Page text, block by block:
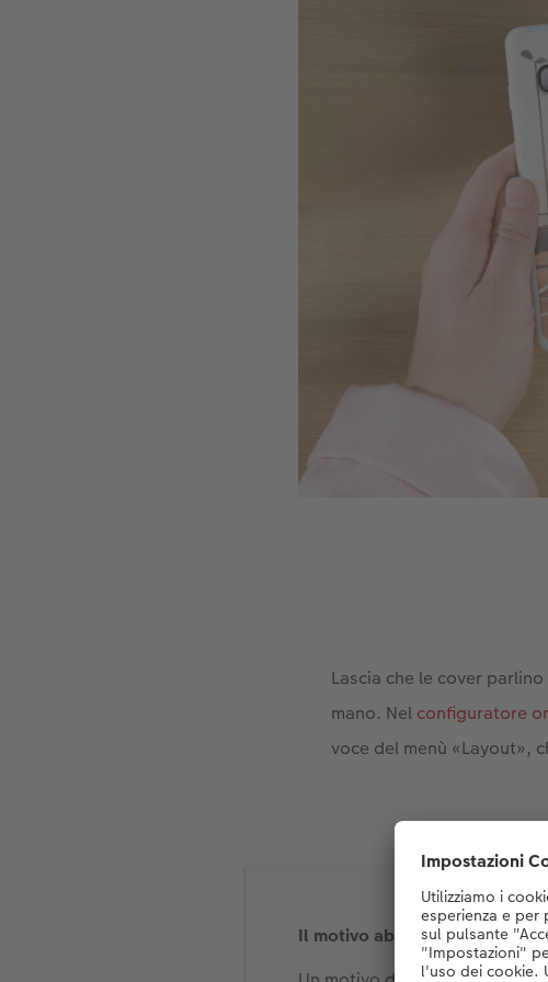
Lascia che le cover
mano. Nel configuratore
voce del menù «Layout»,
Il motivo abbinato